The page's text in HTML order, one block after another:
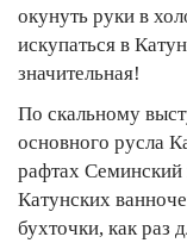
окунуть руки в
искупаться в
значительная!
По скальному
основного русла
рафтах Семинский
Катунских
бухточки, как раз